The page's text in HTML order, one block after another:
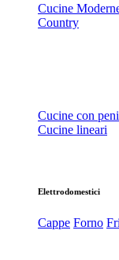
Cucine
Country
Cucine con
Cucine lineari
Elettrodomestici
Cappe Forno